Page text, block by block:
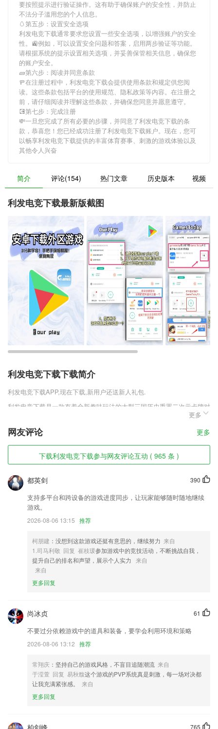
要按照提示进行验证操作。这有助于确保账户的安全性，并防止
不法分子滥用您的个人信息。
🥚第五步：设置安全选项
利发电竞下载通常要求您设置一些安全选项，以增强账户的安全
性。🚉例如，可以设置安全问题和答案，启用两步验证等功能。
请根据系统的提示设置相关选项，并妥善保管相关信息，确保您
的账户安全。
🧱第六步：阅读并同意条款
🚥在注册过程中， 利发电竞下载会提供使用条款和规定供您阅
读。这些条款包括平台的使用规范、隐私政策等内容。在注册之
前，请仔细阅读并理解这些条款，并确保您同意并愿意遵守。
💽第七步：完成注册
💸一旦您完成了所有必要的步骤，并同意了利发电竞下载的条
款，恭喜您！您已经成功注册了利发电竞下载账户。现在，您可
以畅享利发电竞下载提供的丰富体育赛事、刺激的游戏体验以及
其他令人兴奋
简介 评论(154) 热门文章 历史版本 视频
利发电竞下载最新版截图
利发电竞下载下载简介
利发电竞下载APP,现在下载,新用户还送新人礼包.
利发电竞下载是一款有着全新趣味玩法的大型三国历史重置二次元卡牌对
战冒险游戏，有着最为出色的全新趣味玩法，以及非同一般的经典三国对
决玩法，在游戏中你将和三国的武将一同奋力战斗，在这个世界上展开自
己的精彩历练之旅，轻松对决充分提高自己的实力。
利发电竞下载软件特色
1,【医患沟通】
2,可全天收看地方新闻直播，并融入部分地方服务功能。
3,【综合评价】
4,思维导图：读完就忘？阅读能力没提升？做做思维导图，还原阅读情景
记得更牢，阅读、写作能力蹭蹭涨~
6,每天记背重要的字词句子，让孩子可以积累更多的词语。
利发电竞下载软件优势
1.全新上线的职业培训平台，这里拥有丰富的职业培训课程；
果，字母，数字等数百种不同的图案，让宝宝涂画，乐趣无穷
3.这里还拥有非常细致的题库内容，在平台就能找到对应的题库资源了，
可以快速的获取相关的题库信息；
4.双师教室配备高清摄像头和全向麦克风。主讲老师通过直播间里的大屏
时互动的答题器。主讲老师提问，学生用答题器和老师互动，系统记录互
动积分，使课堂更丰富、更有趣。
5.英语单词打乱，要将字母拼出正确的单词。
更多
网友评论 更多
下载利发电竞下载参与网友评论互动 ( 965 条 )
390
都英剑
支持多平台和跨设备的游戏进度同步，让玩家能够随时随地继续
游戏。
2026-08-06 13:15 推荐
柯朋建 ：没想到这款游戏还挺有意思的，继续努力 来自
1.司马利敬 回复 崔枝瑗参加游戏中的竞技活动，不断挑战自我，
提升自己的排名和声望，展示个人实力 来自
来自
更多回复
61
尚冰贞
不要过分依赖游戏中的道具和装备，要学会利用环境和策略
2026-08-06 13:12 推荐
常翔庆 ：坚持自己的游戏风格，不盲目追随潮流 来自
于滢萱 回复 易秋馥这个游戏的PVP系统真是刺激，每一场对决都
让我充满紧张感。
来自
更多回复
765
柏剑峰